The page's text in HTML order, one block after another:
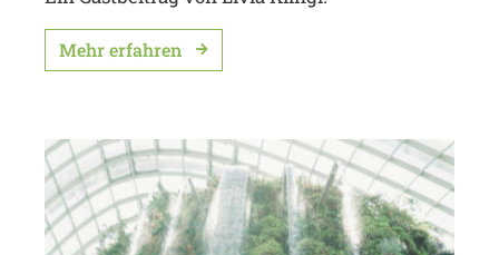
Mehr erfahren